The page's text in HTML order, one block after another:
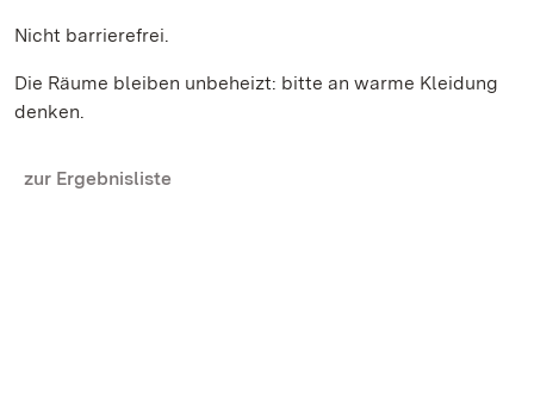
Nicht barrierefrei.
Die Räume bleiben unbeheizt: bitte an warme Kleidung
denken.
zur Ergebnisliste